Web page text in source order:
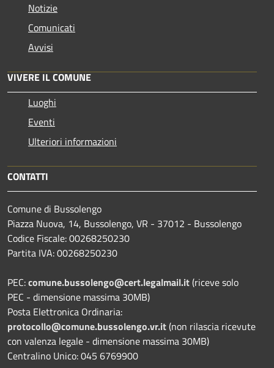
Notizie
Comunicati
Avvisi
VIVERE IL COMUNE
Luoghi
Eventi
Ulteriori informazioni
CONTATTI
Comune di Bussolengo
Piazza Nuova, 14, Bussolengo, VR - 37012 - Bussolengo
Codice Fiscale: 00268250230
Partita IVA: 00268250230
PEC:comune.bussolengo@cert.legalmail.it(riceve solo
PEC - dimensione massima 30MB)
Posta Elettronica Ordinaria:
protocollo@comune.bussolengo.vr.it(non rilascia ricevute
con valenza legale - dimensione massima 30MB)
Centralino Unico: 045 6769900